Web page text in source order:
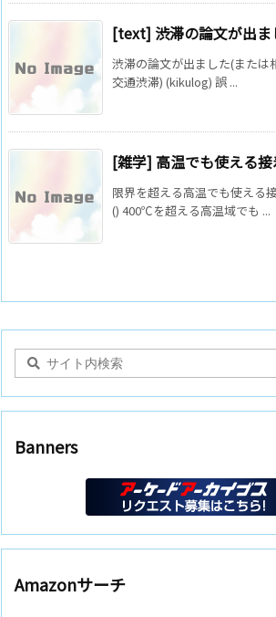
[text] 渋滞の論文が出ま
渋滞の論文が出ました(または
交通渋滞) (kikulog) 誤 ...
[雑学] 高温でも使える接
限界を超える高温でも使える
() 400℃を超える高温域でも ...
Banners
Amazonサーチ